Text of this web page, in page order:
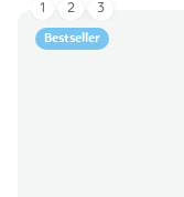
Bestseller
1 2 3